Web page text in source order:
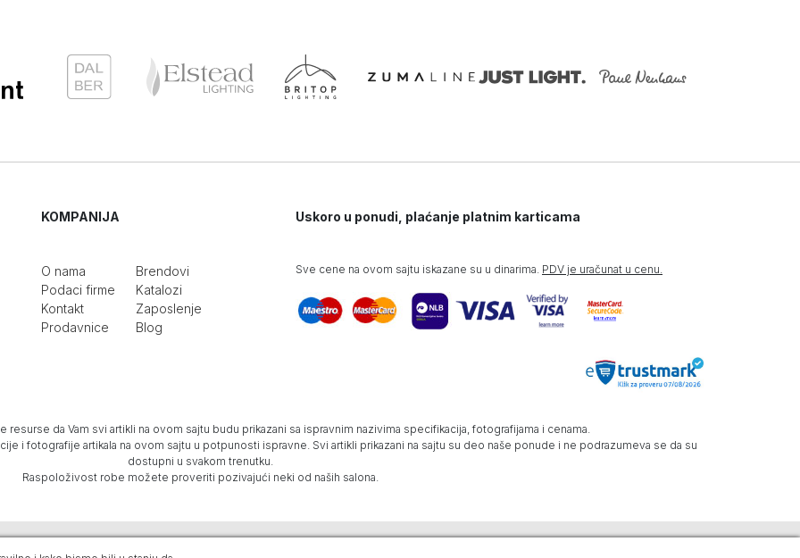
KOMPANIJA
O nama
Podaci firme
Kontakt
Prodavnice
Brendovi
Katalozi
Zaposlenje
Blog
Uskoro u ponudi, plaćanje platnim karticama
Sve cene na ovom sajtu iskazane su u dinarima. PDV je uračunat u cenu.
da Vam svi artikli na ovom sajtu budu prikazani sa ispravnim nazivima specifikacija, fotografijama i cenama.
i fotografije artikala na ovom sajtu u potpunosti ispravne. Svi artikli prikazani na sajtu su deo naše ponude i ne podrazumeva se da su
dostupni u svakom trenutku.
Raspoloživost robe možete proveriti pozivajući neki od naših salona.